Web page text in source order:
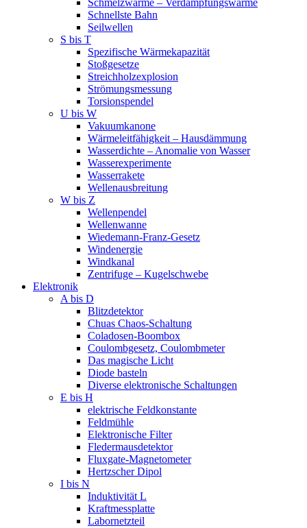
Schnellste Bahn
Seilwellen
S bis T
Spezifische Wärmekapazität
Stoßgesetze
Streichholzexplosion
Strömungsmessung
Torsionspendel
U bis W
Vakuumkanone
Wärmeleitfähigkeit – Hausdämmung
Wasserdichte – Anomalie von Wasser
Wasserexperimente
Wasserrakete
Wellenausbreitung
W bis Z
Wellenpendel
Wellenwanne
Wiedemann-Franz-Gesetz
Windenergie
Windkanal
Zentrifuge – Kugelschwebe
Elektronik
A bis D
Blitzdetektor
Chuas Chaos-Schaltung
Coladosen-Boombox
Coulombgesetz, Coulombmeter
Das magische Licht
Diode basteln
Diverse elektronische Schaltungen
E bis H
elektrische Feldkonstante
Feldmühle
Elektronische Filter
Fledermausdetektor
Fluxgate-Magnetometer
Hertzscher Dipol
I bis N
Induktivität L
Kraftmessplatte
Labornetzteil